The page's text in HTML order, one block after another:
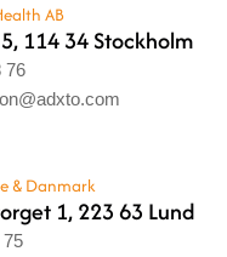
AB
114 34 Stockholm
76
& Danmark
1, 223 63 Lund
75